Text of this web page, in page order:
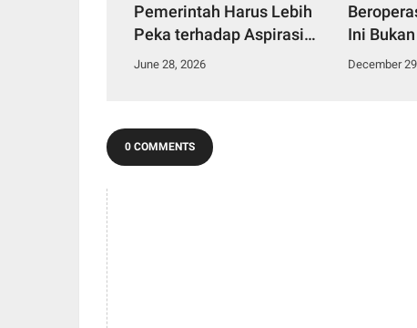
Pemerintah Harus Lebih
Peka terhadap Aspirasi
Rakyat demi Menjaga
June 28, 2026
Ini
Tentang
December
0 COMMENTS